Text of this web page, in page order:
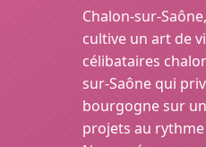
Chalon-sur-
cultive un art de
célibataires
sur-Saône qui
bourgogne sur
projets au